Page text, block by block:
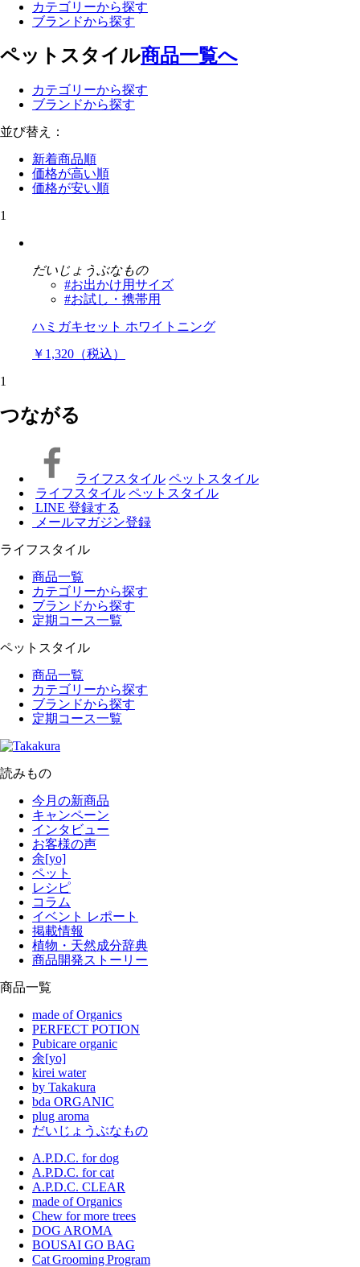
カテゴリーから探す
ブランドから探す
ペットスタイル商品一覧へ
カテゴリーから探す
ブランドから探す
並び替え：
新着商品順
価格が高い順
価格が安い順
1
だいじょうぶなもの
#お出かけ用サイズ
#お試し・携帯用
ハミガキセット ホワイトニング
￥1,320（税込）
1
つながる
ライフスタイル ペットスタイル
ライフスタイル ペットスタイル
LINE 登録する
メールマガジン登録
ライフスタイル
商品一覧
カテゴリーから探す
ブランドから探す
定期コース一覧
ペットスタイル
商品一覧
カテゴリーから探す
ブランドから探す
定期コース一覧
読みもの
今月の新商品
キャンペーン
インタビュー
お客様の声
余[yo]
ペット
レシピ
コラム
イベント レポート
掲載情報
植物・天然成分辞典
商品開発ストーリー
商品一覧
made of Organics
PERFECT POTION
Pubicare organic
余[yo]
kirei water
by Takakura
bda ORGANIC
plug aroma
だいじょうぶなもの
A.P.D.C. for dog
A.P.D.C. for cat
A.P.D.C. CLEAR
made of Organics
Chew for more trees
DOG AROMA
BOUSAI GO BAG
Cat Grooming Program